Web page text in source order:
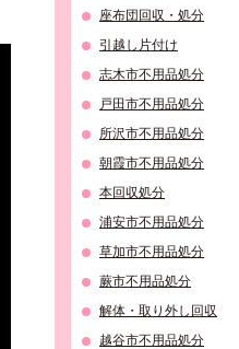
座布団回収・処分
引越し片付け
志木市不用品処分
戸田市不用品処分
所沢市不用品処分
朝霞市不用品処分
本回収処分
浦安市不用品処分
草加市不用品処分
蕨市不用品処分
解体・取り外し回収
越谷市不用品処分